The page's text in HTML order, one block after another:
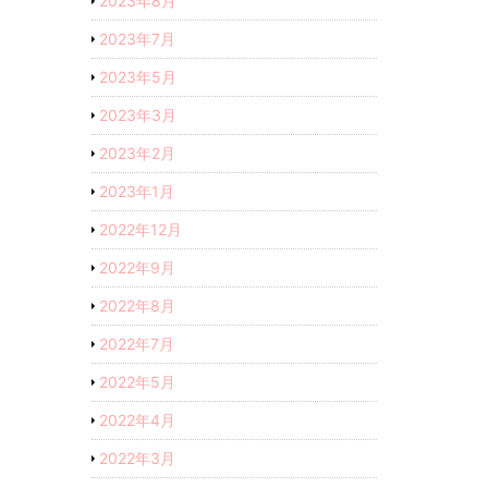
2023年7月
2023年5月
2023年3月
2023年2月
2023年1月
2022年12月
2022年9月
2022年8月
2022年7月
2022年5月
2022年4月
2022年3月